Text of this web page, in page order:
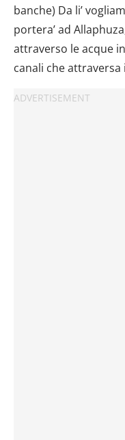
banche) Da li’
portera’ ad
attraverso le acque
canali che attraversa